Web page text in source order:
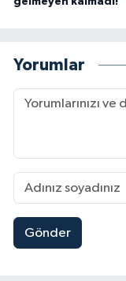
Yorumlar
Gönder